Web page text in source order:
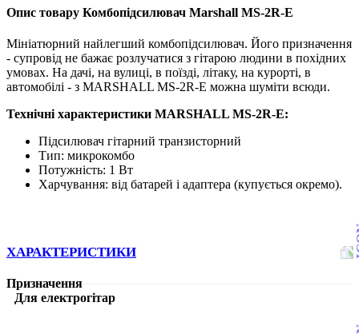
Опис товару Комбопідсилювач Marshall MS-2R-E
Мініатюрний найлегший комбопідсилювач. Його призначення
- супровід не бажає розлучатися з гітарою людини в похідних
умовах. На дачі, на вулиці, в поїзді, літаку, на курорті, в
автомобілі - з MARSHALL MS-2R-E можна шуміти всюди.
Технічні характеристики MARSHALL MS-2R-E:
Підсилювач гітарний транзисторний
Тип: микрокомбо
Потужність: 1 Вт
Харчування: від батарей і адаптера (купується окремо).
ХАРАКТЕРИСТИКИ
Призначення
Для електрогітар